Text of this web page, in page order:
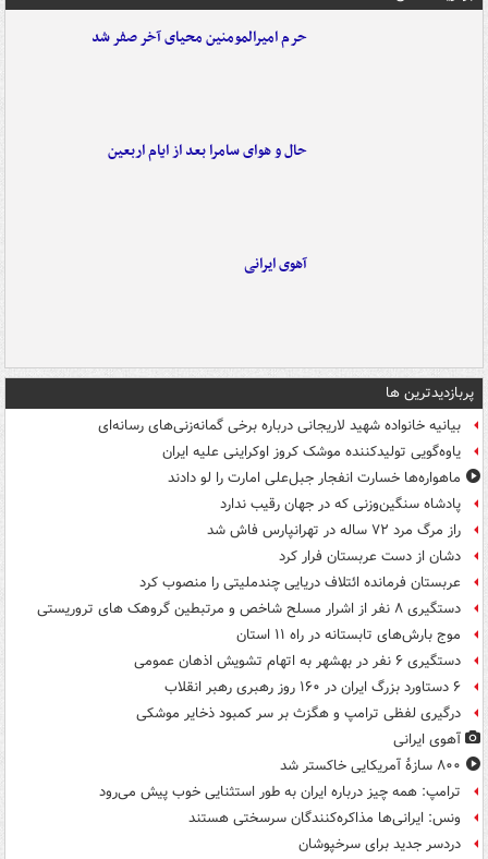
حرم امیرالمومنین محیای آخر صفر شد
حال و هوای سامرا بعد از ایام اربعین
آهوی ایرانی
پربازدیدترین ها
بیانیه خانواده شهید لاریجانی درباره برخی گمانه‌زنی‌های رسانه‌ای
یاوه‌گویی تولیدکننده موشک کروز اوکراینی علیه ایران
ماهواره‌ها خسارت انفجار جبل‌علی امارت را لو دادند
پادشاه سنگین‌وزنی که در جهان رقیب ندارد
راز مرگ مرد ۷۲ ساله در تهرانپارس فاش شد
دشان از دست عربستان فرار کرد
عربستان فرمانده ائتلاف دریایی چندملیتی را منصوب کرد
دستگیری ۸ نفر از اشرار مسلح شاخص و مرتبطین گروهک های تروریستی
موج بارش‌های تابستانه در راه ۱۱ استان
دستگیری ۶ نفر در بهشهر به اتهام تشویش اذهان عمومی
۶ دستاورد بزرگ ایران در ۱۶۰ روز رهبری رهبر انقلاب
درگیری لفظی ترامپ و هگزث بر سر کمبود ذخایر موشکی
آهوی ایرانی
۸۰۰ سازۀ آمریکایی خاکستر شد
ترامپ: همه چیز درباره ایران به طور استثنایی خوب پیش می‌رود
ونس: ایرانی‌ها مذاکره‌کنندگان سرسختی هستند
دردسر جدید برای سرخپوشان